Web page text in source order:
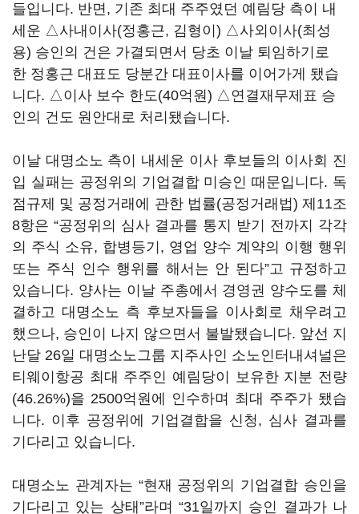
들입니다. 반면, 기존 최대 주주였던 예림당 측이 내
세운 △사내이사(정홍근, 김형이) △사외이사(최성
용) 승인의 건은 가결되면서 당초 이날 퇴임하기로
한 정홍근 대표도 당분간 대표이사를 이어가게 됐습
니다. △이사 보수 한도(40억원) △연결재무제표 승
인의 건도 원안대로 처리됐습니다.
이날 대명소노 측이 내세운 이사 후보들의 이사회 진
입 실패는 공정위의 기업결합 미승인 때문입니다. 독
점규제 및 공정거래에 관한 법률(공정거래법) 제11조
8항은 “공정위의 심사 결과를 통지 받기 전까지 각각
의 주식 소유, 합병등기, 영업 양수 계약의 이행 행위
또는 주식 인수 행위를 해서는 안 된다”고 규정하고
있습니다. 양사는 이날 주총에서 경영권 양수도를 체
결하고 대명소노 측 후보자들을 이사회로 채우려고
했으나, 승인이 나지 않으면서 불발됐습니다. 앞선 지
난달 26일 대명소노그룹 지주사인 소노인터내셔널은
티웨이항공 최대 주주인 예림당이 보유한 지분 전량
(46.26%)을 2500억원에 인수하며 최대 주주가 됐습
니다. 이후 공정위에 기업결합을 신청, 심사 결과를
기다리고 있습니다.
대명소노 관계자는 “현재 공정위의 기업결합 승인을
기다리고 있는 상태”라며 “31일까지 승인 결과가 나